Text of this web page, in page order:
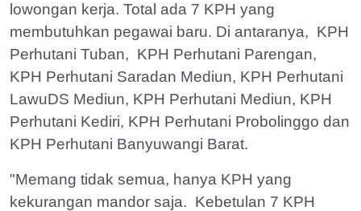
lowongan kerja. Total ada 7 KPH yang
membutuhkan pegawai baru. Di antaranya, KPH
Perhutani Tuban, KPH Perhutani Parengan,
KPH Perhutani Saradan Mediun, KPH Perhutani
LawuDS Mediun, KPH Perhutani Mediun, KPH
Perhutani Kediri, KPH Perhutani Probolinggo dan
KPH Perhutani Banyuwangi Barat.
"Memang tidak semua, hanya KPH yang
kekurangan mandor saja. Kebetulan 7 KPH